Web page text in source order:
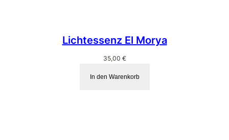
Lichtessenz El Morya
35,00 €
In den Warenkorb